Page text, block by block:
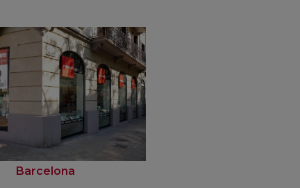
Barcelona